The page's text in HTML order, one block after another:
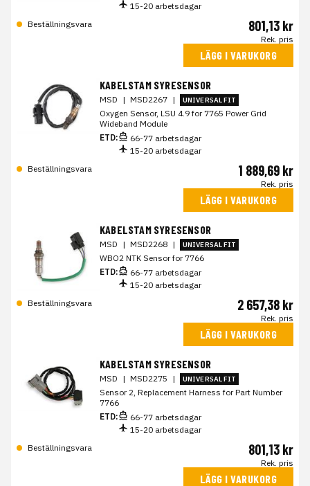
15-20 arbetsdagar
Beställningsvara
801,13 kr
Rek. pris
LÄGG I VARUKORG
KABELSTAM SYRESENSOR
MSD | MSD2267 | UNIVERSAL FIT
Oxygen Sensor, LSU 4.9 for 7765 Power Grid
Wideband Module
ETD:
66-77 arbetsdagar
15-20 arbetsdagar
Beställningsvara
1 889,69 kr
Rek. pris
LÄGG I VARUKORG
KABELSTAM SYRESENSOR
MSD | MSD2268 | UNIVERSAL FIT
WBO2 NTK Sensor for 7766
ETD:
66-77 arbetsdagar
15-20 arbetsdagar
Beställningsvara
2 657,38 kr
Rek. pris
LÄGG I VARUKORG
KABELSTAM SYRESENSOR
MSD | MSD2275 | UNIVERSAL FIT
Sensor 2, Replacement Harness for Part Number
7766
ETD:
66-77 arbetsdagar
15-20 arbetsdagar
Beställningsvara
801,13 kr
Rek. pris
LÄGG I VARUKORG